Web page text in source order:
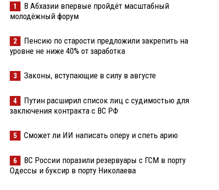
1
В Абхазии впервые пройдёт масштабный
молодёжный форум
2
Пенсию по старости предложили закрепить на
уровне не ниже 40% от заработка
3 Законы, вступающие в силу в августе
4
Путин расширил список лиц с судимостью для
заключения контракта с ВС РФ
5 Сможет ли ИИ написать оперу и спеть арию
6
ВС России поразили резервуары с ГСМ в порту
Одессы и буксир в порту Николаева